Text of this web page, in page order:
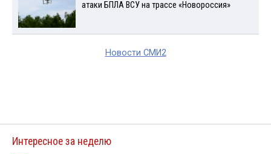
атаки БПЛА ВСУ на трассе «Новороссия»
Новости СМИ2
Интересное за неделю